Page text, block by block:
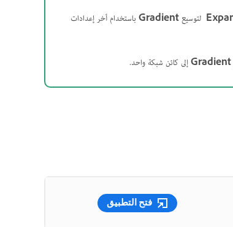
لتوسيعGradientباستخدام أخر إعدادات
Gradientإلى كائن شبكة واحد.
فتح التطبيق